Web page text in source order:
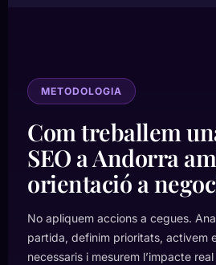
METODOLOGIA
Com treballem
SEO a Andorra
orientació a
No apliquem accions a cegues.
partida, definim prioritats, activem
necessaris i mesurem l’impacte